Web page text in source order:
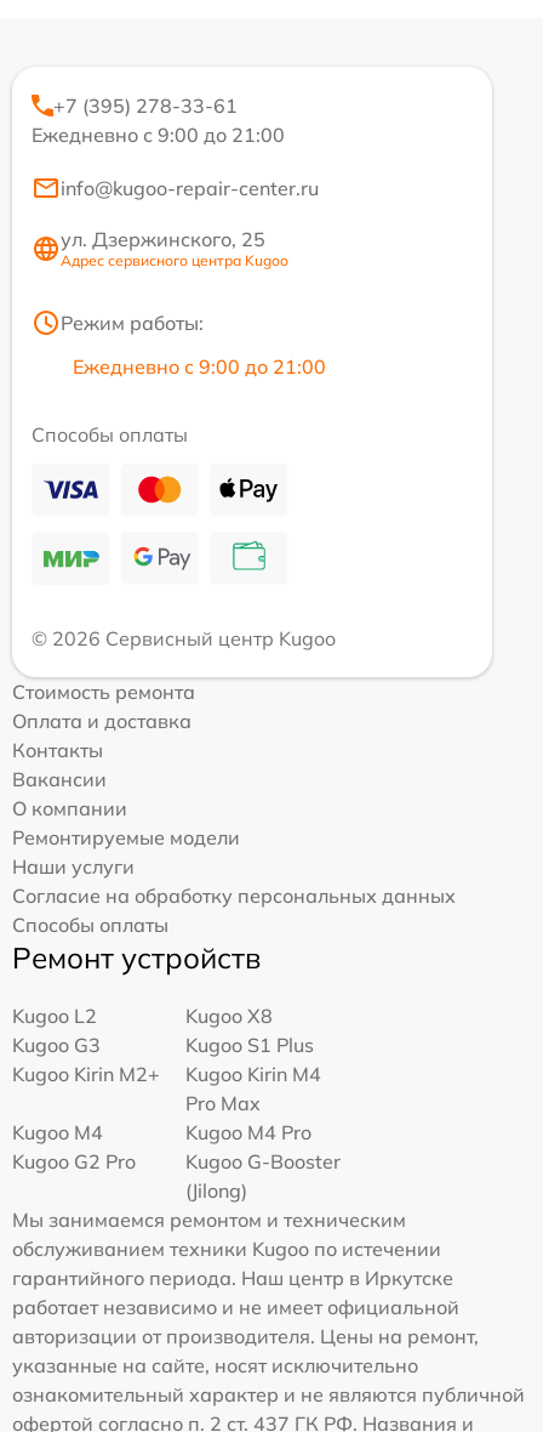
+7 (395) 278-33-61
Ежедневно с 9:00 до 21:00
info@kugoo-repair-center.ru
ул. Дзержинского, 25
Адрес сервисного центра Kugoo
Режим работы:
Ежедневно с 9:00 до 21:00
Способы оплаты
© 2026 Сервисный центр Kugoo
Стоимость ремонта
Оплата и доставка
Контакты
Вакансии
О компании
Ремонтируемые модели
Наши услуги
Согласие на обработку персональных данных
Способы оплаты
Ремонт устройств
Kugoo L2
Kugoo X8
Kugoo G3
Kugoo S1 Plus
Kugoo Kirin M2+
Kugoo Kirin M4
Pro Max
Kugoo M4
Kugoo M4 Pro
Kugoo G2 Pro
Kugoo G-Booster
(Jilong)
Мы занимаемся ремонтом и техническим
обслуживанием техники Kugoo по истечении
гарантийного периода. Наш центр в Иркутске
работает независимо и не имеет официальной
авторизации от производителя. Цены на ремонт,
указанные на сайте, носят исключительно
ознакомительный характер и не являются публичной
офертой согласно п. 2 ст. 437 ГК РФ. Названия и